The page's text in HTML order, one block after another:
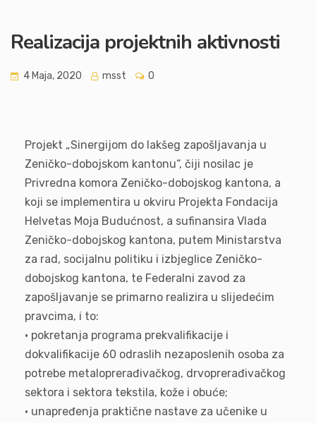
Realizacija projektnih aktivnosti
4 Maja, 2020 msst 0
Projekt „Sinergijom do lakšeg zapošljavanja u
Zeničko-dobojskom kantonu“, čiji nosilac je
Privredna komora Zeničko-dobojskog kantona, a
koji se implementira u okviru Projekta Fondacija
Helvetas Moja Budućnost, a sufinansira Vlada
Zeničko-dobojskog kantona, putem Ministarstva
za rad, socijalnu politiku i izbjeglice Zeničko-
dobojskog kantona, te Federalni zavod za
zapošljavanje se primarno realizira u slijedećim
pravcima, i to:
• pokretanja programa prekvalifikacije i
dokvalifikacije 60 odraslih nezaposlenih osoba za
potrebe metaloprerađivačkog, drvoprerađivačkog
sektora i sektora tekstila, kože i obuće;
• unapređenja praktične nastave za učenike u